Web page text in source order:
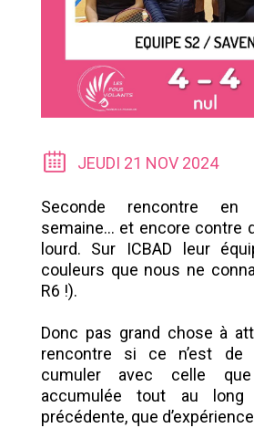
JEUDI 21 NOV 2024
Seconde rencontre en
semaine... et encore contre
lourd. Sur ICBAD leur
couleurs que nous ne
R6 !).
Donc pas grand chose à
rencontre si ce n’est de
cumuler avec celle
accumulée tout au
précédente, que